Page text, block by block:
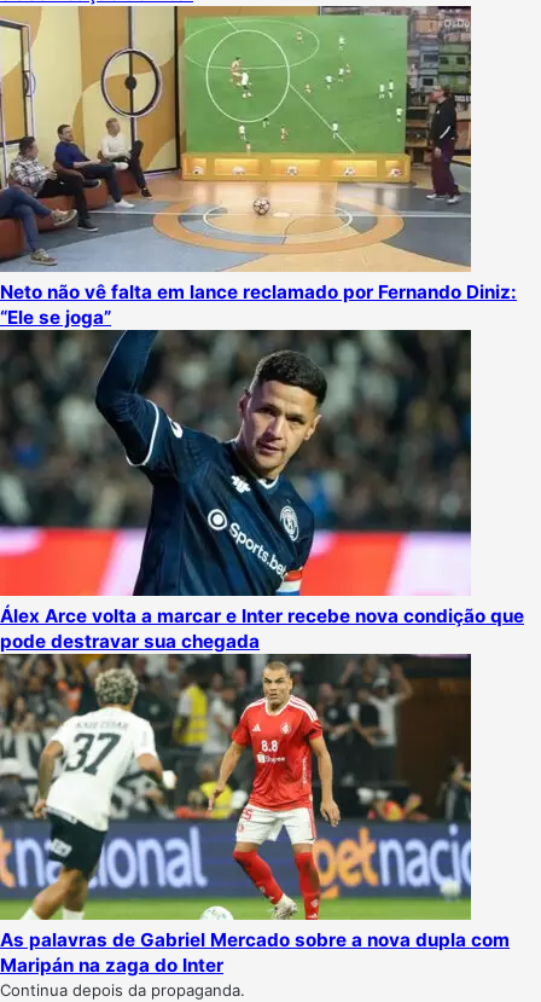
Neto não vê falta em lance reclamado por Fernando Diniz:
“Ele se joga”
Álex Arce volta a marcar e Inter recebe nova condição que
pode destravar sua chegada
As palavras de Gabriel Mercado sobre a nova dupla com
Maripán na zaga do Inter
Continua depois da propaganda.